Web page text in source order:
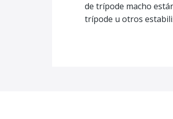
de trípode macho
trípode u otros